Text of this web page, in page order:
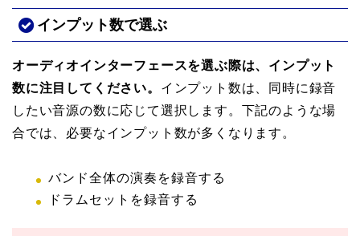
インプット数で選ぶ
オーディオインターフェースを選ぶ際は、インプット
数に注目してください。 インプット数は、同時に録音
したい音源の数に応じて選択します。下記のような場
合では、必要なインプット数が多くなります。
バンド全体の演奏を録音する
ドラムセットを録音する